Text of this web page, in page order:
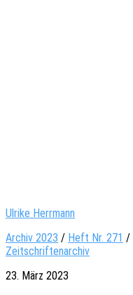
Ulrike Herrmann
Archiv 2023 / Heft Nr. 271 /
Zeitschriftenarchiv
23. März 2023